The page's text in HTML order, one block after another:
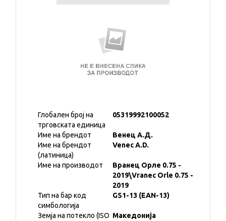
Глобален број на
трговската единица
05319992100052
Име на брендот
Венец А.Д.
Име на брендот
(латиница)
Venec A.D.
Име на производот
Вранец Орле 0.75 -
2019\Vranec Orle 0.75 -
2019
Тип на бар код
симбологија
GS1-13 (EAN-13)
Земја на потекло (ISO Македонија